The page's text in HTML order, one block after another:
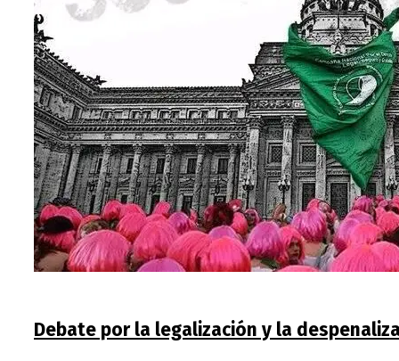
Debate por la legalización y la